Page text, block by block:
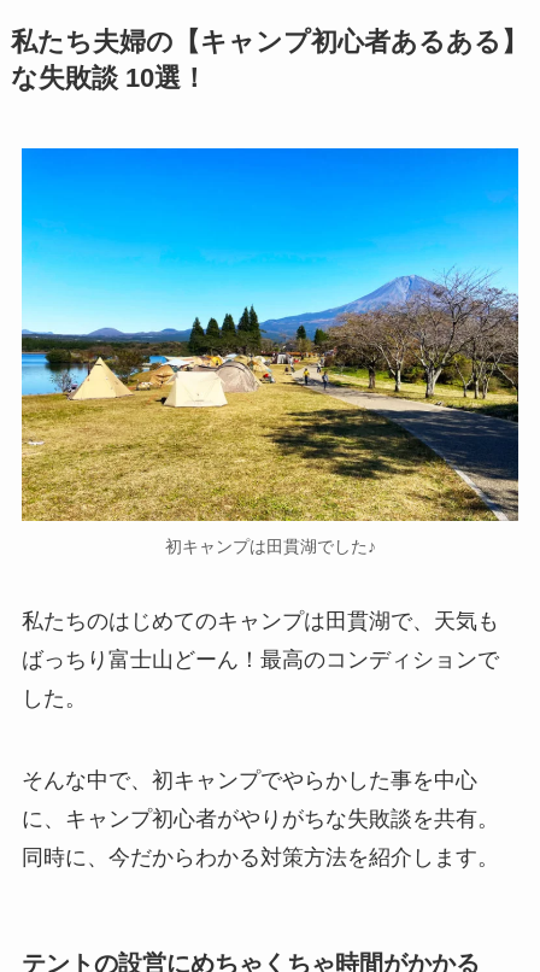
私たち夫婦の【キャンプ初心者あるある】
な失敗談 10選！
初キャンプは田貫湖でした♪
私たちのはじめてのキャンプは田貫湖で、天気も
ばっちり富士山どーん！最高のコンディションで
した。
そんな中で、初キャンプでやらかした事を中心
に、キャンプ初心者がやりがちな失敗談を共有。
同時に、今だからわかる対策方法を紹介します。
テントの設営にめちゃくちゃ時間がかかる